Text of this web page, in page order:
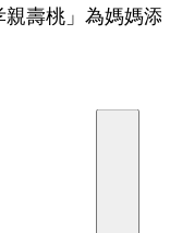
壽桃」為媽媽添